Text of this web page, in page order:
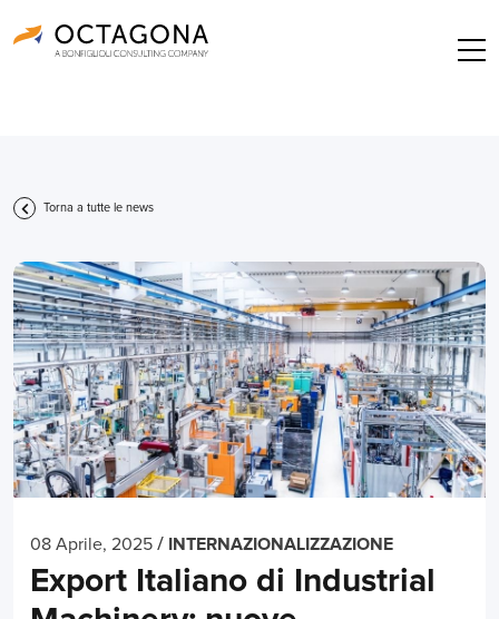
Torna a tutte le news
08 Aprile, 2025 / INTERNAZIONALIZZAZIONE
Export Italiano di Industrial